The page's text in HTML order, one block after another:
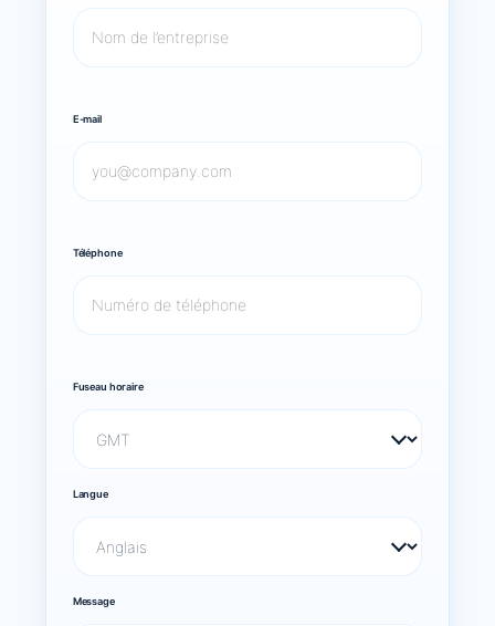
E-mail
Téléphone
Fuseau horaire
Langue
Message